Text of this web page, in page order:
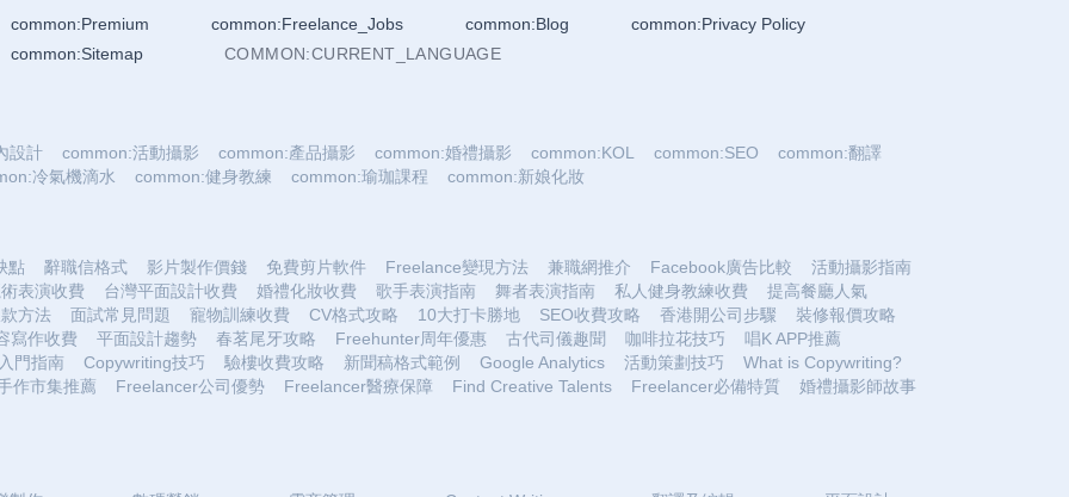
common:Premium common:Freelance_Jobs common:Blog
common:Privacy Policy
common:Sitemap
COMMON:CURRENT_LANGUAGE
設計 common:活動攝影 common:產品攝影 common:婚禮攝影 common:KOL common:SEO
common:翻譯
冷氣機滴水
common:健身教練 common:瑜珈課程 common:新娘化妝
點 辭職信格式 影片製作價錢 免費剪片軟件 Freelance變現方法 兼職網推介 Facebook廣告比較
活動攝影指南
表演收費
台灣平面設計收費 婚禮化妝收費 歌手表演指南 舞者表演指南 私人健身教練收費
提高餐廳人氣
方法
面試常見問題 寵物訓練收費 CV格式攻略 10大打卡勝地 SEO收費攻略 香港開公司步驟
裝修報價攻略
寫作收費
平面設計趨勢 春茗尾牙攻略 Freehunter周年優惠 古代司儀趣聞 咖啡拉花技巧
唱K APP推薦
門指南
Copywriting技巧 驗樓收費攻略 新聞稿格式範例 Google Analytics 活動策劃技巧
What is Copywriting?
作市集推薦
Freelancer公司優勢 Freelancer醫療保障 Find Creative Talents Freelancer必備特質 婚禮攝影師故事